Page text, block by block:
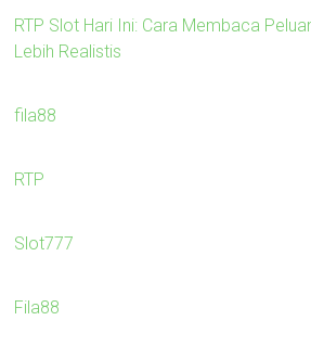
RTP Slot Hari Ini: Cara Membaca
Lebih Realistis
fila88
RTP
Slot777
Fila88